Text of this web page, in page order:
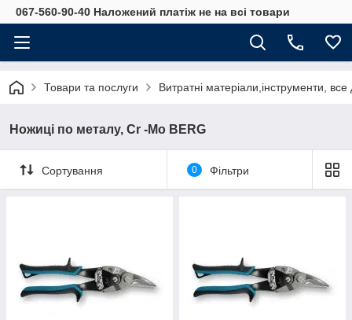
067-560-90-40 Наложений платіж не на всі товари
Товари та послуги Витратні матеріали,інструменти,
Ножиці по металу, Cr -Mo BERG
Сортування 0 Фільтри